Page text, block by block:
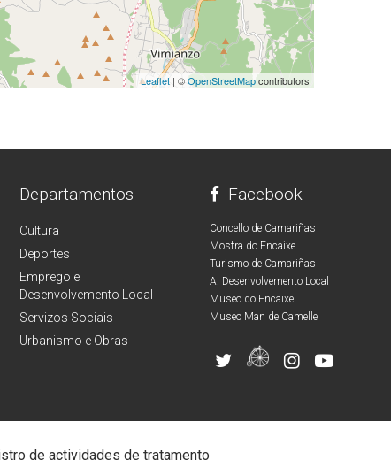
Leaflet | ©OpenStreetMapcontributors
Departamentos
Cultura
Deportes
Emprego e
Desenvolvemento Local
Servizos Sociais
Urbanismo e Obras
Facebook
Concello de Camariñas
Mostra do Encaixe
Turismo de Camariñas
A. Desenvolvemento Local
Museo do Encaixe
Museo Man de Camelle
de actividades de tratamento